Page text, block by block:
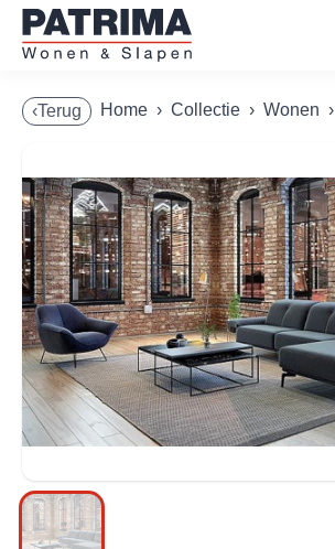
Toonzaalmodellen
Acties
Merken
Info
Contact
‹Terug Home › Collectie › Wonen ›